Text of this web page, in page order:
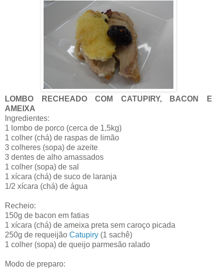
LOMBO RECHEADO COM CATUPIRY, BACON E
AMEIXA
Ingredientes:
1 lombo de porco (cerca de 1,5kg)
1 colher (chá) de raspas de limão
3 colheres (sopa) de azeite
3 dentes de alho amassados
1 colher (sopa) de sal
1 xícara (chá) de suco de laranja
1/2 xícara (chá) de água
Recheio:
150g de bacon em fatias
1 xícara (chá) de ameixa preta sem caroço picada
250g de requeijão Catupiry (1 sachê)
1 colher (sopa) de queijo parmesão ralado
Modo de preparo: